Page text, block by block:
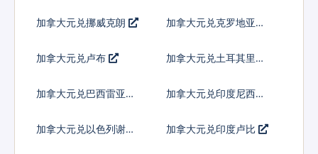
加拿大元兑挪威克朗
加拿大元兑克罗地亚库
加拿大元兑卢布 加拿大元兑土耳其里拉
加拿大元兑巴西雷亚尔
加拿大元兑印度尼西亚
加拿大元兑以色列谢克
加拿大元兑印度卢比